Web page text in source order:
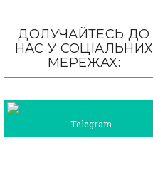
ДОЛУЧАЙТЕСЬ ДО
НАС У СОЦІАЛЬНИХ
МЕРЕЖАХ:
Telegram